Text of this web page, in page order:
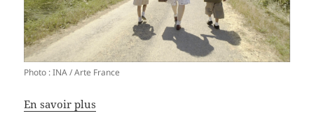
Photo : INA / Arte France
En savoir plus